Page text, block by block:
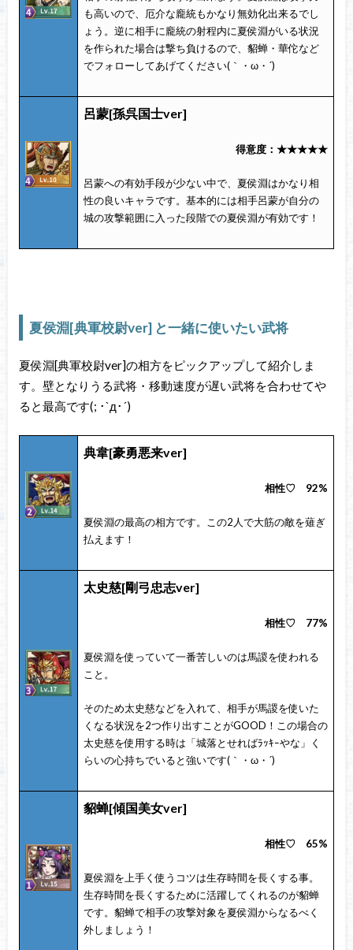
も高いので、厄介な龐統もかなり無効化出来るでし
ょう。逆に相手に龐統の射程内に夏侯淵がいる状況
を作られた場合は撃ち負けるので、貂蝉・華佗など
でフォローしてあげてください(｀・ω・´)ゞ
呂蒙[孫呉国士ver]
得意度：★★★★★
呂蒙への有効手段が少ない中で、夏侯淵はかなり相
性の良いキャラです。基本的には相手呂蒙が自分の
城の攻撃範囲に入った段階での夏侯淵が有効です！
夏侯淵[典軍校尉ver] と一緒に使いたい武将
夏侯淵[典軍校尉ver]の相方をピックアップして紹介しま
す。壁となりうる武将・移動速度が遅い武将を合わせてや
ると最高です(; ･`д･´)
典韋[豪勇悪来ver]
相性♡ 92%
夏侯淵の最高の相方です。この2人で大筋の敵を薙ぎ
払えます！
太史慈[剛弓忠志ver]
相性♡ 77%
夏侯淵を使っていて一番苦しいのは馬謖を使われる
こと。
そのため太史慈などを入れて、相手が馬謖を使いた
くなる状況を2つ作り出すことがGOOD！この場合の
太史慈を使用する時は「城落とせればﾗｯｷｰやな」く
らいの心持ちでいると強いです(｀・ω・´)ゞ
貂蝉[傾国美女ver]
相性♡ 65%
夏侯淵を上手く使うコツは生存時間を長くする事。
生存時間を長くするために活躍してくれるのが貂蝉
です。貂蝉で相手の攻撃対象を夏侯淵からなるべく
外しましょう！